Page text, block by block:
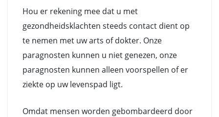
Hou er rekening mee dat u met
gezondheidsklachten steeds contact dient op
te nemen met uw arts of dokter. Onze
paragnosten kunnen u niet genezen, onze
paragnosten kunnen alleen voorspellen of er
ziekte op uw levenspad ligt.
Omdat mensen worden gebombardeerd door